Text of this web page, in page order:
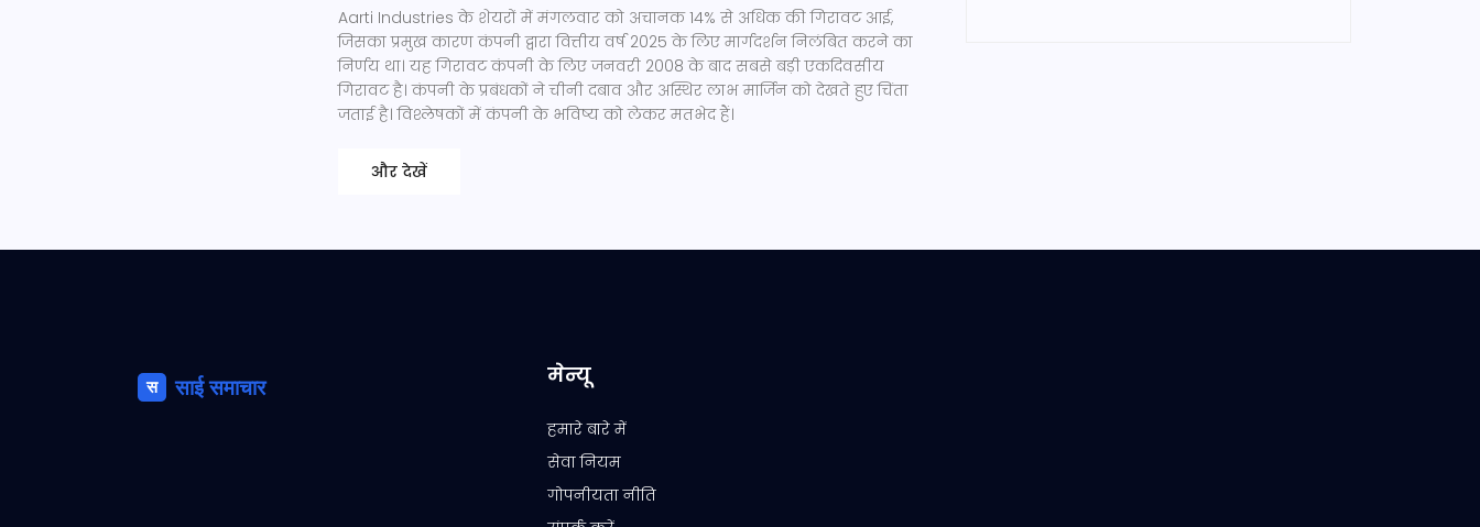
Aarti Industries के शेयरों में मंगलवार को अचानक 14% से अधिक की गिरावट आई,
जिसका प्रमुख कारण कंपनी द्वारा वित्तीय वर्ष 2025 के लिए मार्गदर्शन निलंबित करने का
निर्णय था। यह गिरावट कंपनी के लिए जनवरी 2008 के बाद सबसे बड़ी एकदिवसीय
गिरावट है। कंपनी के प्रबंधकों ने चीनी दबाव और अस्थिर लाभ मार्जिन को देखते हुए चिंता
जताई है। विश्लेषकों में कंपनी के भविष्य को लेकर मतभेद हैं।
और देखें
मेन्यू
हमारे बारे में
सेवा नियम
गोपनीयता नीति